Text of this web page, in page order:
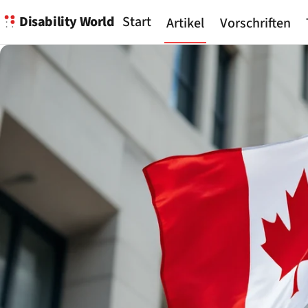
Disability World Start Artikel Vorschriften